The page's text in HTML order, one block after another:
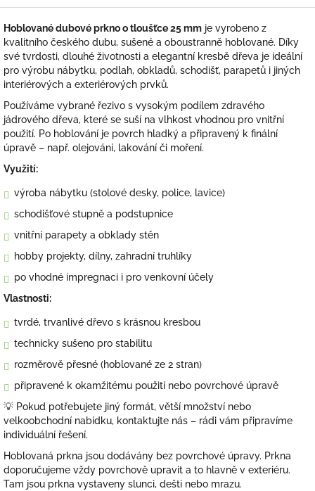
Hoblované dubové prkno o tloušťce 25 mm je vyrobeno z
kvalitního českého dubu, sušené a oboustranně hoblované. Díky
své tvrdosti, dlouhé životnosti a elegantní kresbě dřeva je ideální
pro výrobu nábytku, podlah, obkladů, schodišť, parapetů i jiných
interiérových a exteriérových prvků.
Používáme vybrané řezivo s vysokým podílem zdravého
jádrového dřeva, které se suší na vlhkost vhodnou pro vnitřní
použití. Po hoblování je povrch hladký a připravený k finální
úpravě – např. olejování, lakování či moření.
Využití:
výroba nábytku (stolové desky, police, lavice)
schodišťové stupně a podstupnice
vnitřní parapety a obklady stěn
hobby projekty, dílny, zahradní truhlíky
po vhodné impregnaci i pro venkovní účely
Vlastnosti:
tvrdé, trvanlivé dřevo s krásnou kresbou
technicky sušeno pro stabilitu
rozměrově přesné (hoblované ze 2 stran)
připravené k okamžitému použití nebo povrchové úpravě
💡 Pokud potřebujete jiný formát, větší množství nebo
velkoobchodní nabídku, kontaktujte nás – rádi vám připravíme
individuální řešení.
Hoblovaná prkna jsou dodávány bez povrchové úpravy. Prkna
doporučujeme vždy povrchově upravit a to hlavně v exteriéru.
Tam jsou prkna vystaveny slunci, dešti nebo mrazu.